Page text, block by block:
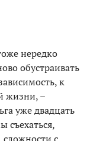
нередко
обустраивать
к
жизни, –
уже двадцать
съехаться,